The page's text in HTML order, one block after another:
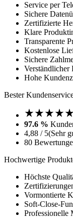
Service per
Sichere
Zertifizierte
Klare
Transparente
Kostenlose
Sichere
Verständlicher
Hohe
Bester
97.6 %
4,88 / 5(Sehr
80
Hochwertige
Höchste
Vormontierte
Soft-Close-
Professionelle